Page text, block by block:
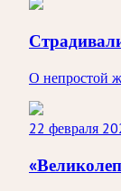
О непростой
22 февраля